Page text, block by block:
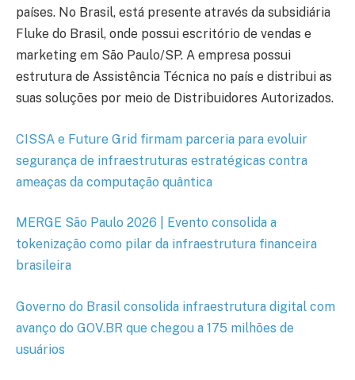
países. No Brasil, está presente através da subsidiária
Fluke do Brasil, onde possui escritório de vendas e
marketing em São Paulo/SP. A empresa possui
estrutura de Assistência Técnica no país e distribui as
suas soluções por meio de Distribuidores Autorizados.
CISSA e Future Grid firmam parceria para evoluir
segurança de infraestruturas estratégicas contra
ameaças da computação quântica
MERGE São Paulo 2026 | Evento consolida a
tokenização como pilar da infraestrutura financeira
brasileira
Governo do Brasil consolida infraestrutura digital com
avanço do GOV.BR que chegou a 175 milhões de
usuários